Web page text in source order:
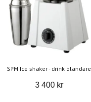
SPM Ice shaker - drink blandare
3 400 kr